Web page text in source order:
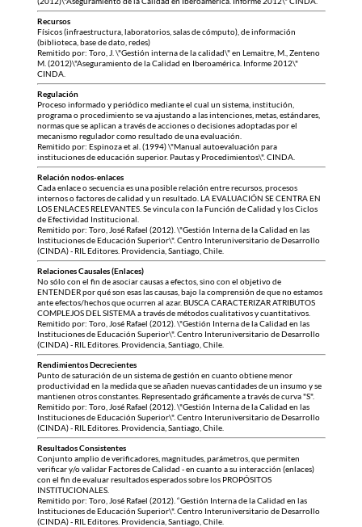
Recursos
Físicos (infraestructura, laboratorios, salas de cómputo), de información
(biblioteca, base de dato, redes)
Remitido por: Toro, J. \"Gestión interna de la calidad\" en Lemaitre, M., Zenteno
M. (2012)\"Aseguramiento de la Calidad en Iberoamérica. Informe 2012\"
CINDA.
Regulación
Proceso informado y periódico mediante el cual un sistema, institución,
programa o procedimiento se va ajustando a las intenciones, metas, estándares,
normas que se aplican a través de acciones o decisiones adoptadas por el
mecanismo regulador como resultado de una evaluación.
Remitido por: Espinoza et al. (1994) \"Manual autoevaluación para
instituciones de educación superior. Pautas y Procedimientos\". CINDA.
Relación nodos-enlaces
Cada enlace o secuencia es una posible relación entre recursos, procesos
internos o factores de calidad y un resultado. LA EVALUACIÓN SE CENTRA EN
LOS ENLACES RELEVANTES. Se vincula con la Función de Calidad y los Ciclos
de Efectividad Institucional.
Remitido por: Toro, José Rafael (2012). \"Gestión Interna de la Calidad en las
Instituciones de Educación Superior\". Centro Interuniversitario de Desarrollo
(CINDA) - RIL Editores. Providencia, Santiago, Chile.
Relaciones Causales (Enlaces)
No sólo con el fin de asociar causas a efectos, sino con el objetivo de
ENTENDER por qué son esas las causas, bajo la comprensión de que no estamos
ante efectos/hechos que ocurren al azar. BUSCA CARACTERIZAR ATRIBUTOS
COMPLEJOS DEL SISTEMA a través de métodos cualitativos y cuantitativos.
Remitido por: Toro, José Rafael (2012). \"Gestión Interna de la Calidad en las
Instituciones de Educación Superior\". Centro Interuniversitario de Desarrollo
(CINDA) - RIL Editores. Providencia, Santiago, Chile.
Rendimientos Decrecientes
Punto de saturación de un sistema de gestión en cuanto obtiene menor
productividad en la medida que se añaden nuevas cantidades de un insumo y se
mantienen otros constantes. Representado gráficamente a través de curva "S".
Remitido por: Toro, José Rafael (2012). \"Gestión Interna de la Calidad en las
Instituciones de Educación Superior\". Centro Interuniversitario de Desarrollo
(CINDA) - RIL Editores. Providencia, Santiago, Chile.
Resultados Consistentes
Conjunto amplio de verificadores, magnitudes, parámetros, que permiten
verificar y/o validar Factores de Calidad - en cuanto a su interacción (enlaces)
con el fin de evaluar resultados esperados sobre los PROPÓSITOS
INSTITUCIONALES.
Remitido por: Toro, José Rafael (2012). “Gestión Interna de la Calidad en las
Instituciones de Educación Superior\". Centro Interuniversitario de Desarrollo
(CINDA) - RIL Editores. Providencia, Santiago, Chile.